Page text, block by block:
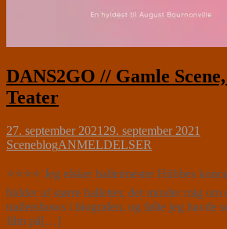
DANS2GO // Gamle
Teater
27. september 2021 29. september 2021
SceneblogANMELDELSER
⭐⭐⭐⭐ Jeg elsker balletmester Hübbes
bidder af større balletter, det minder mig om
trailershows i biografen, og følte jeg havde
film på[…]